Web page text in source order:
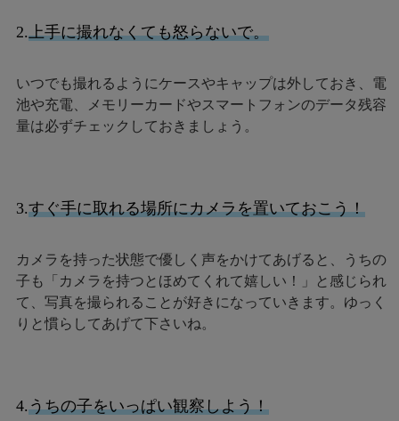
2.上手に撮れなくても怒らないで。
いつでも撮れるようにケースやキャップは外しておき、電
池や充電、メモリーカードやスマートフォンのデータ残容
量は必ずチェックしておきましょう。
3.すぐ手に取れる場所にカメラを置いておこう！
カメラを持った状態で優しく声をかけてあげると、うちの
子も「カメラを持つとほめてくれて嬉しい！」と感じられ
て、写真を撮られることが好きになっていきます。ゆっく
りと慣らしてあげて下さいね。
4.うちの子をいっぱい観察しよう！